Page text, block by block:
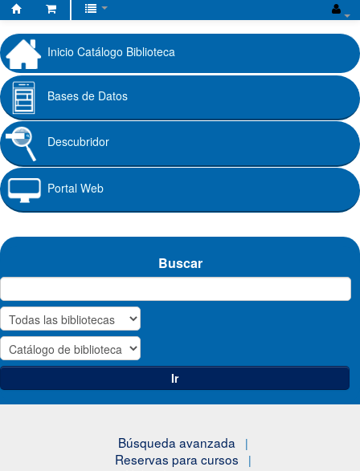
Fundación
Universitaria
Cafam
Inicio Catálogo Biblioteca
Bases de Datos
Descubridor
Portal Web
Buscar
Ir
Búsqueda avanzada
Reservas para cursos